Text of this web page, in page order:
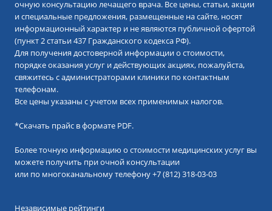
очную консультацию лечащего врача. Все цены, статьи, акции
и специальные предложения, размещенные на сайте, носят
информационный характер и не являются публичной офертой
(пункт 2 статьи 437 Гражданского кодекса РФ).
Для получения достоверной информации о стоимости,
порядке оказания услуг и действующих акциях, пожалуйста,
свяжитесь с администраторами клиники по контактным
телефонам.
Все цены указаны с учетом всех применимых налогов.
*Скачать прайс в формате PDF.
Более точную информацию о стоимости медицинских услуг вы
можете получить при очной консультации
или по многоканальному телефону+7 (812) 318-03-03
Независимые рейтинги